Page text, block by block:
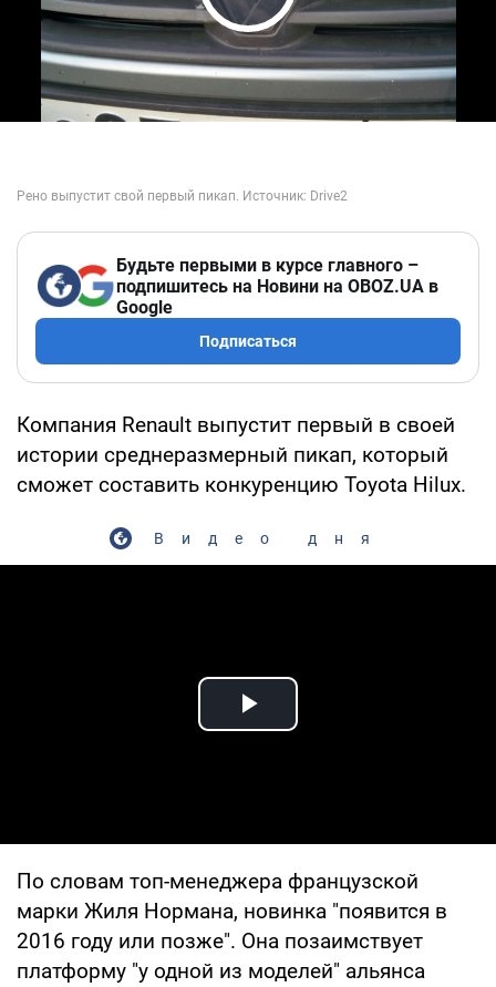
Play Video
Будьте первыми в курсе главного –
подпишитесь на Новини на OBOZ.UA в
Google
Подписаться
Компания Renault выпустит первый в своей
истории среднеразмерный пикап, который
сможет составить конкуренцию Toyota Hilux.
Видео дня
Play Video
По словам топ-менеджера французской
марки Жиля Нормана, новинка "появится в
2016 году или позже". Она позаимствует
платформу "у одной из моделей" альянса